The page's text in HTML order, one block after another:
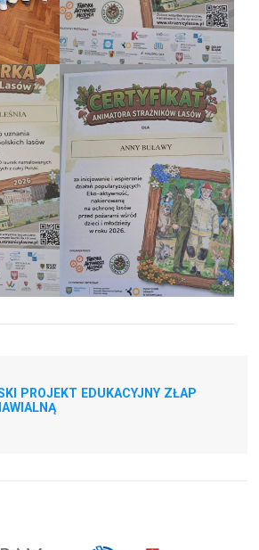
PROJEKT EDUKACYJNY ZŁAP